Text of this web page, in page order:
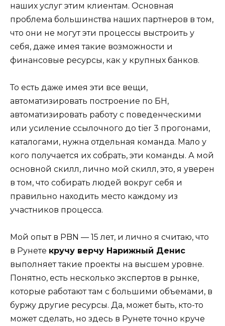
наших услуг этим клиентам. Основная
проблема большинства наших партнеров в том,
что они не могут эти процессы выстроить у
себя, даже имея такие возможности и
финансовые ресурсы, как у крупных банков.
То есть даже имея эти все вещи,
автоматизировать построение по БН,
автоматизировать работу с поведенческими
или усиление ссылочного до tier 3 прогонами,
каталогами, нужна отдельная команда. Мало у
кого получается их собрать, эти команды. А мой
основной скилл, лично мой скилл, это, я уверен
в том, что собирать людей вокруг себя и
правильно находить место каждому из
участников процесса.
Мой опыт в PBN — 15 лет, и лично я считаю, что
в Рунете кручу верчу Нарижный Денис
выполняет такие проекты на высшем уровне.
Понятно, есть несколько экспертов в рынке,
которые работают там с большими объемами, в
буржу другие ресурсы. Да, может быть, кто-то
может сделать, но здесь в Рунете точно круче